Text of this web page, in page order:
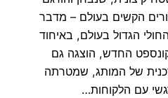
הקשים בעולם – מדבר
הגדול בעולם, באיחוד
החדש, הוצגה גם
של המותג, שמטרתה
עם הלקוחות…